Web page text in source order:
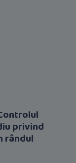
privind
rândul